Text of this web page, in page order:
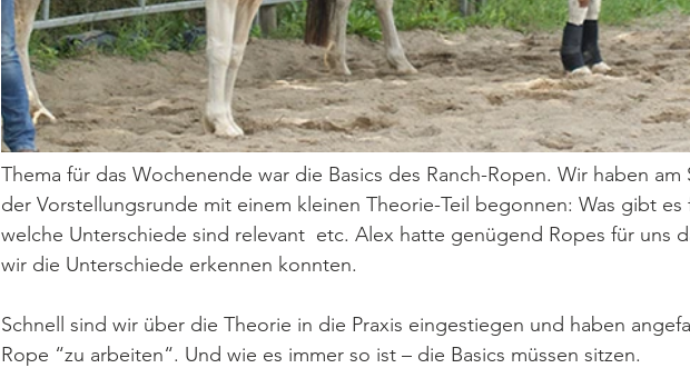
Thema für das Wochenende war die Basics des Ranch-Ropen. Wir haben am
der Vorstellungsrunde mit einem kleinen Theorie-Teil begonnen: Was gibt es
welche Unterschiede sind relevant  etc. Alex hatte genügend Ropes für uns
wir die Unterschiede erkennen konnten.
Schnell sind wir über die Theorie in die Praxis eingestiegen und haben
Rope “zu arbeiten“. Und wie es immer so ist – die Basics müssen sitzen.